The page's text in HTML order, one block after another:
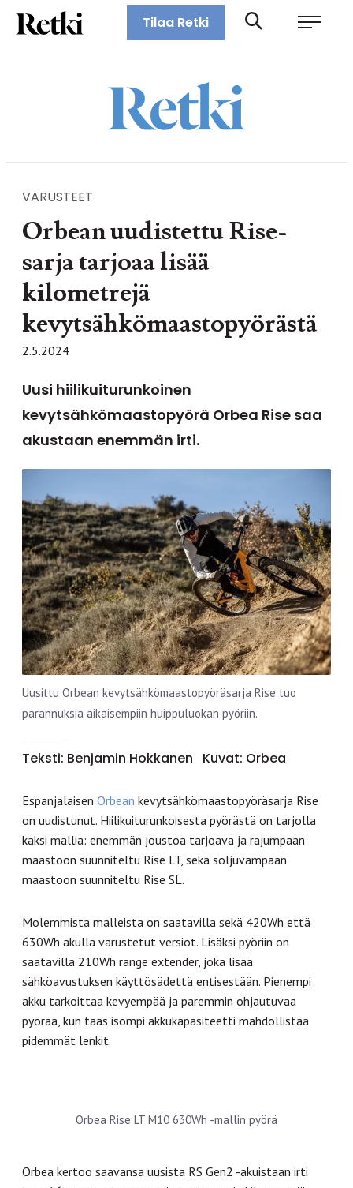
Siirry
suoraan
Retki-lehti
Tilaa Retki
VARUSTEET
Orbean uudistettu Rise-
sarja tarjoaa lisää
kilometrejä
kevytsähkömaastopyörästä
2.5.2024
Uusi hiilikuiturunkoinen
kevytsähkömaastopyörä Orbea Rise saa
akustaan enemmän irti.
Uusittu Orbean kevytsähkömaastopyöräsarja Rise tuo
parannuksia aikaisempiin huippuluokan pyöriin.
Teksti: Benjamin Hokkanen Kuvat: Orbea
Espanjalaisen Orbean kevytsähkömaastopyöräsarja Rise
on uudistunut. Hiilikuiturunkoisesta pyörästä on tarjolla
kaksi mallia: enemmän joustoa tarjoava ja rajumpaan
maastoon suunniteltu Rise LT, sekä soljuvampaan
maastoon suunniteltu Rise SL.
Molemmista malleista on saatavilla sekä 420Wh että
630Wh akulla varustetut versiot. Lisäksi pyöriin on
saatavilla 210Wh range extender, joka lisää
sähköavustuksen käyttösädettä entisestään. Pienempi
akku tarkoittaa kevyempää ja paremmin ohjautuvaa
pyörää, kun taas isompi akkukapasiteetti mahdollistaa
pidemmät lenkit.
Orbea Rise LT M10 630Wh -mallin pyörä
Orbea kertoo saavansa uusista RS Gen2 -akuistaan irti